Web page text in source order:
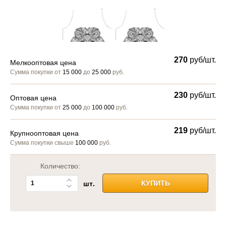
Мелкооптовая цена
Сумма покупки от 15 000 до 25 000 руб.
270 руб/шт.
Оптовая цена
Сумма покупки от 25 000 до 100 000 руб.
230 руб/шт.
Крупнооптовая цена
Сумма покупки свыше 100 000 руб.
219 руб/шт.
Количество:
шт. КУПИТЬ